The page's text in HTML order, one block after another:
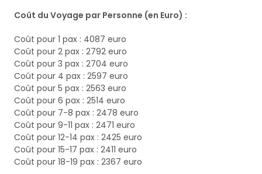
Coût du Voyage par Personne (en Euro) :
Coût pour 1 pax : 4087 euro
Coût pour 2 pax : 2792 euro
Coût pour 3 pax : 2704 euro
Coût pour 4 pax : 2597 euro
Coût pour 5 pax : 2563 euro
Coût pour 6 pax : 2514 euro
Coût pour 7-8 pax : 2478 euro
Coût pour 9-11 pax : 2471 euro
Coût pour 12-14 pax : 2425 euro
Coût pour 15-17 pax : 2411 euro
Coût pour 18-19 pax : 2367 euro